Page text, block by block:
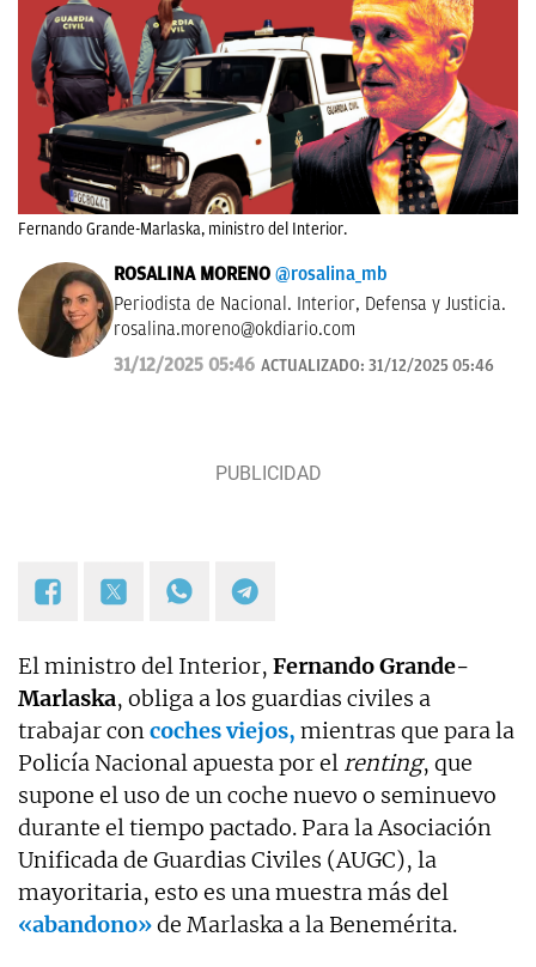
Fernando Grande-Marlaska, ministro del Interior.
ROSALINA MORENO @rosalina_mb
Periodista de Nacional. Interior, Defensa y Justicia.
rosalina.moreno@okdiario.com
31/12/2025 05:46 ACTUALIZADO: 31/12/2025 05:46
El ministro del Interior, Fernando Grande-
Marlaska, obliga a los guardias civiles a
trabajar concoches viejos, mientras que para la
Policía Nacional apuesta por el renting, que
supone el uso de un coche nuevo o seminuevo
durante el tiempo pactado. Para la Asociación
Unificada de Guardias Civiles (AUGC), la
mayoritaria, esto es una muestra más del
«abandono»de Marlaska a la Benemérita.